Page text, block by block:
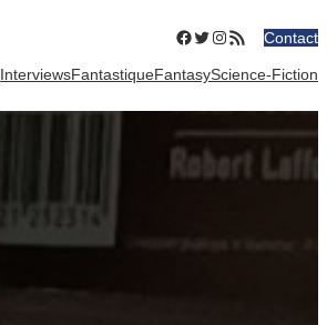
Facebook
Twitter
Instagram
Flux RSSContact
InterviewsFantastiqueFantasyScience-Fiction